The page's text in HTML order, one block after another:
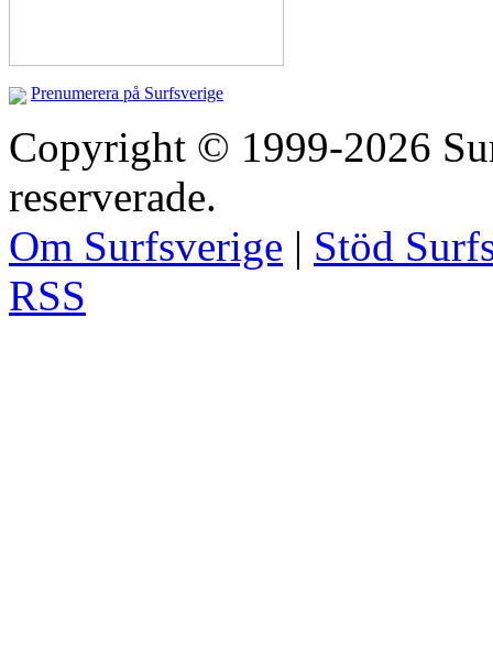
Prenumerera på Surfsverige
Copyright © 1999-2026
reserverade.
Om Surfsverige | Stöd
RSS